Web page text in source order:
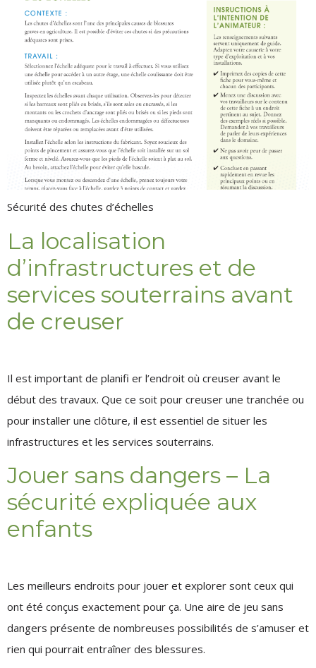
Sécurité des chutes d’échelles
La localisation
d’infrastructures et de
services souterrains avant
de creuser
Il est important de planifi er l’endroit où creuser avant le
début des travaux. Que ce soit pour creuser une tranchée ou
pour installer une clôture, il est essentiel de situer les
infrastructures et les services souterrains.
Jouer sans dangers – La
sécurité expliquée aux
enfants
Les meilleurs endroits pour jouer et explorer sont ceux qui
ont été conçus exactement pour ça. Une aire de jeu sans
dangers présente de nombreuses possibilités de s’amuser et
rien qui pourrait entraîner des blessures.